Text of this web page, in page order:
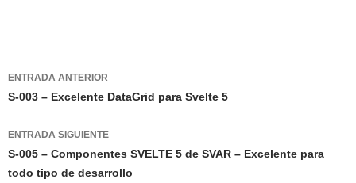
Navegación
de
entradas
ENTRADA ANTERIOR
S-003 – Excelente DataGrid para Svelte 5
ENTRADA SIGUIENTE
S-005 – Componentes SVELTE 5 de SVAR – Excelente para
todo tipo de desarrollo